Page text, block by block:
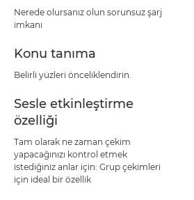
Nerede olursanız olun sorunsuz şarj
imkanı
Konu tanıma
Belirli yüzleri önceliklendirin.
Sesle etkinleştirme
özelliği
Tam olarak ne zaman çekim
yapacağınızı kontrol etmek
istediğiniz anlar için: Grup çekimleri
için ideal bir özellik